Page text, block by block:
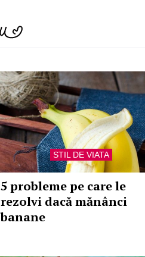
STIL DE VIATA
5 probleme pe care le
rezolvi dacă mănânci
banane